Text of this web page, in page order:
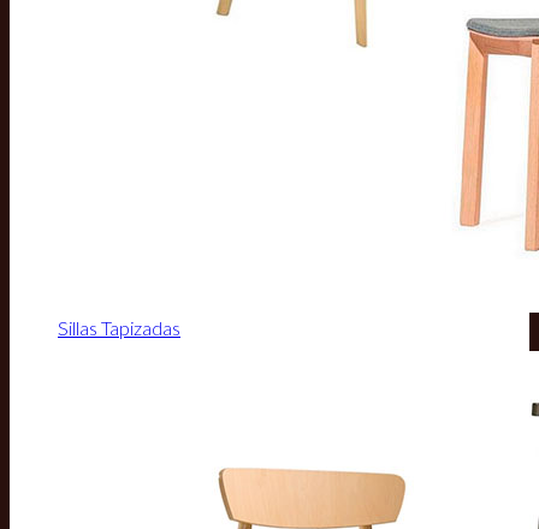
Sillas Tapizadas